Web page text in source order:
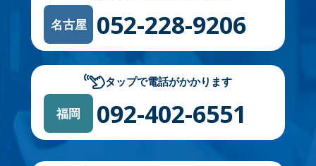
名古屋 052-228-9206
タップで電話がかかります
福岡 092-402-6551